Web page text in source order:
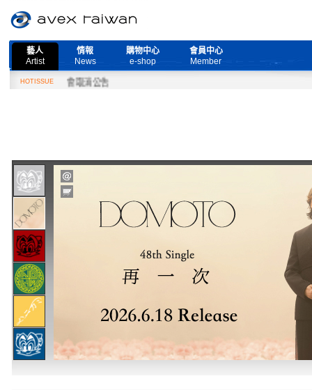
藝人
Artist
情報
News
購物中心
e-shop
會員中心
Member
HOTISSUE
唱會取消公告